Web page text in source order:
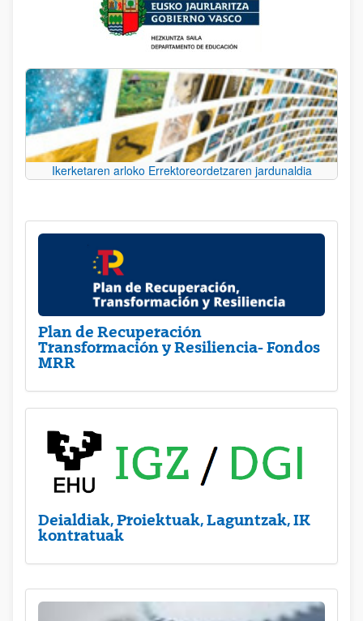
Ikerketaren arloko Errektoreordetzaren jardunaldia
Plan de Recuperación
Transformación y Resiliencia- Fondos
MRR
Deialdiak, Proiektuak, Laguntzak, IK
kontratuak